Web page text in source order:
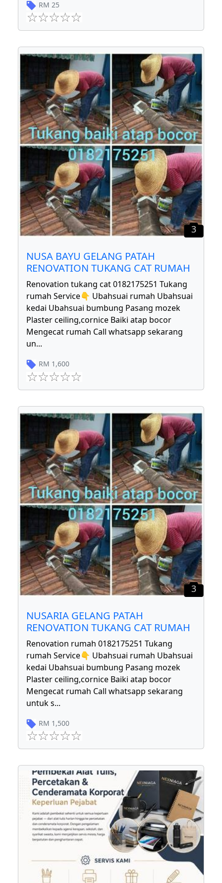
RM 25
3
NUSA BAYU GELANG PATAH
RENOVATION TUKANG CAT RUMAH
Renovation tukang cat 0182175251 Tukang
rumah Service👇 Ubahsuai rumah Ubahsuai
kedai Ubahsuai bumbung Pasang mozek
Plaster ceiling,cornice Baiki atap bocor
Mengecat rumah Call whatsapp sekarang
un...
RM 1,600
3
NUSARIA GELANG PATAH
RENOVATION TUKANG CAT RUMAH
Renovation rumah 0182175251 Tukang
rumah Service👇 Ubahsuai rumah Ubahsuai
kedai Ubahsuai bumbung Pasang mozek
Plaster ceiling,cornice Baiki atap bocor
Mengecat rumah Call whatsapp sekarang
untuk s...
RM 1,500